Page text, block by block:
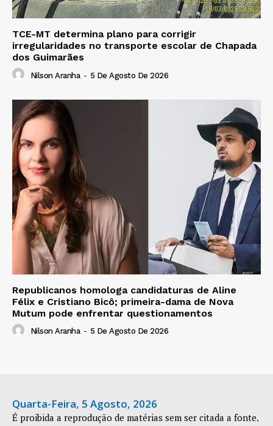
TCE-MT determina plano para corrigir
irregularidades no transporte escolar de Chapada
dos Guimarães
Nilson Aranha - 5 De Agosto De 2026
Republicanos homologa candidaturas de Aline
Félix e Cristiano Bicô; primeira-dama de Nova
Mutum pode enfrentar questionamentos
Nilson Aranha - 5 De Agosto De 2026
Quarta-Feira, 5 Agosto, 2026
É proibida a reprodução de matérias sem ser citada a fonte.